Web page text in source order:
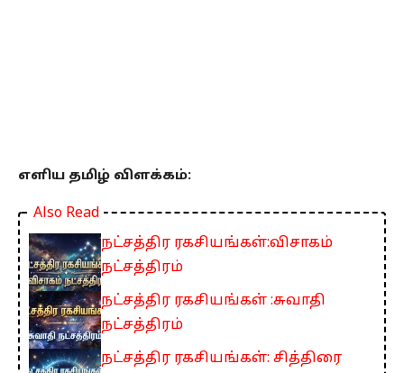
எளிய தமிழ் விளக்கம்:
Also Read
நட்சத்திர ரகசியங்கள்:விசாகம்
நட்சத்திரம்
நட்சத்திர ரகசியங்கள் :சுவாதி
நட்சத்திரம்
நட்சத்திர ரகசியங்கள்: சித்திரை